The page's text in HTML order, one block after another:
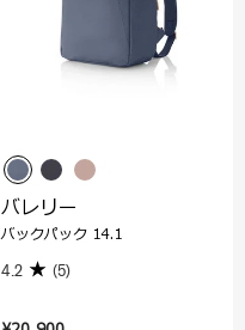
バレリー
バックパック 14.1
4.2 (5)